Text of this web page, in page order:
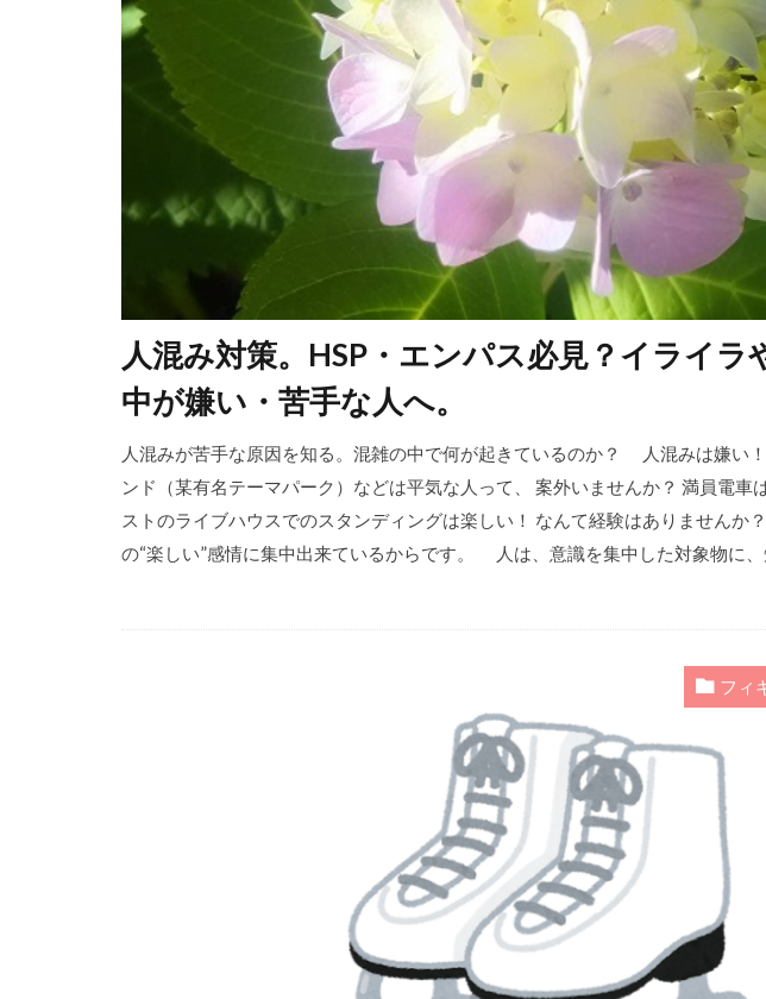
人混み対策。HSP・エンパス必見？イライラ
中が嫌い・苦手な人へ。
人混みが苦手な原因を知る。混雑の中で何が起きているのか？ 人混みは嫌い
ンド（某有名テーマパーク）などは平気な人って、 案外いませんか？ 満員電車
ストのライブハウスでのスタンディングは楽しい！ なんて経験はありませんか
の“楽しい”感情に集中出来ているからです。 人は、意識を集中した対象物に
フィ